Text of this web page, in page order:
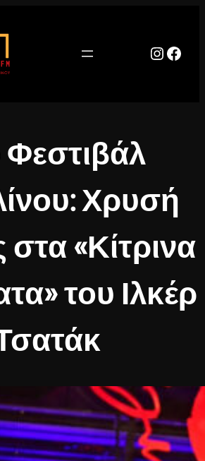
Φεστιβάλ
Χρυσή
«Κίτρινα
του Ιλκέρ